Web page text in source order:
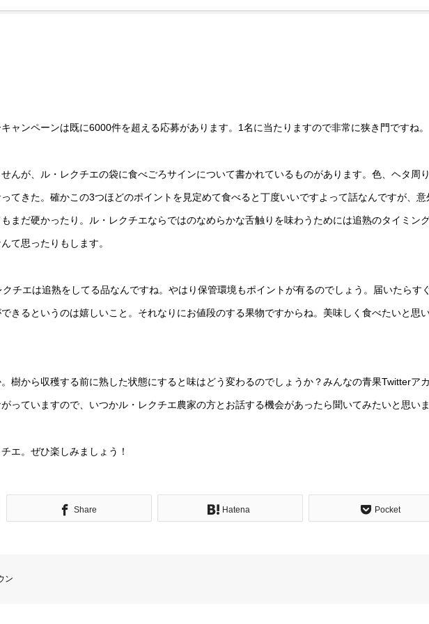
ャンペーンは既に6000件を超える応募があります。1名に当たりますので非常に狭き門ですね。
んが、ル・レクチエの袋に食べごろサインについて書かれているものがあります。色、ヘタ周
てきた。確かこの3つほどのポイントを見定めて食べると丁度いいですよって話なんですが、意
まだ硬かったり。ル・レクチエならではのなめらかな舌触りを味わうためには追熟のタイミン
て思ったりもします。
チエは追熟をしてる品なんですね。やはり保管環境もポイントが有るのでしょう。届いたらす
きるというのは嬉しいこと。それなりにお値段のする果物ですからね。美味しく食べたいと思
樹から収穫する前に熟した状態にすると味はどう変わるのでしょうか？みんなの青果Twitterア
っていますので、いつかル・レクチエ農家の方とお話する機会があったら聞いてみたいと思いま
エ。ぜひ楽しみましょう！
Share Hatena Pocket
ン